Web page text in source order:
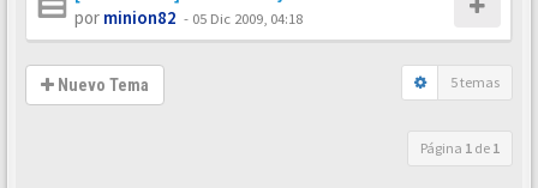
por minion82 - 05 Dic 2009, 04:18
Nuevo Tema 5 temas
Página 1 de 1